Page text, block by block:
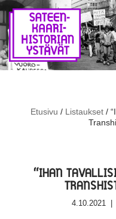
Siirry
suoraan
sisältöön
Etusivu / Listaukset/
“IHAN
4.10.2021